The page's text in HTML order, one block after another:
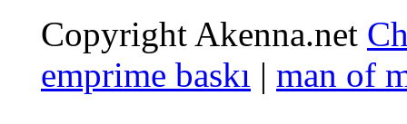
Copyright Akenna.net
emprime baskı | man of